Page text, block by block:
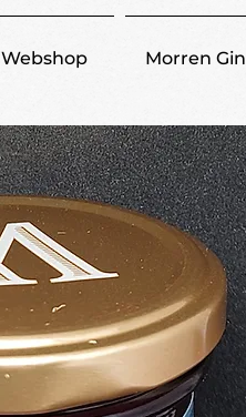
Webshop Morren Gin